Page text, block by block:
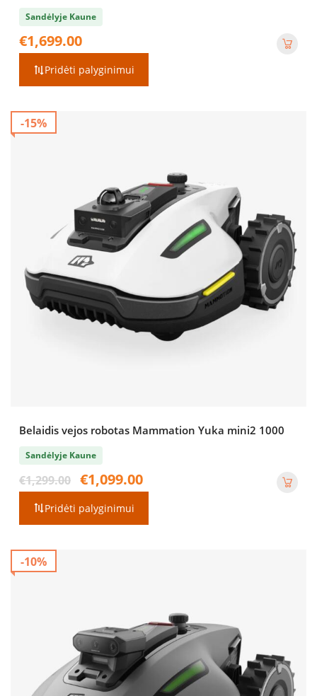
Sandėlyje Kaune
€1,699.00
Pridėti palyginimui
-15%
Belaidis vejos robotas Mammation Yuka mini2 1000
Sandėlyje Kaune
€1,299.00
Original
price
was:
€1,299.00.
€1,099.00
Pridėti palyginimui
-10%